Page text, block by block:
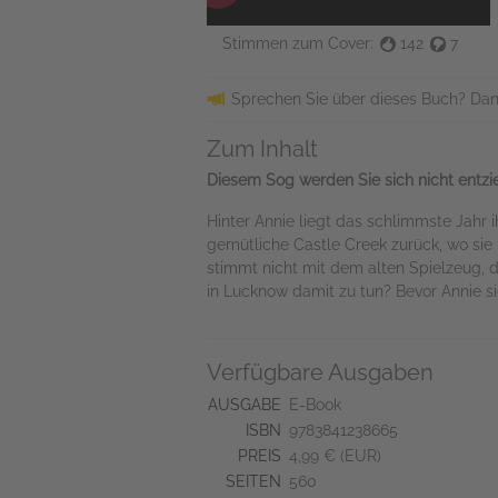
Stimmen zum Cover: 142 7
Sprechen Sie über dieses Buch?
Zum Inhalt
Diesem Sog werden Sie sich nicht
Hinter Annie liegt das schlimmste Jahr
gemütliche Castle Creek zurück, wo
stimmt nicht mit dem alten Spielzeug,
in Lucknow damit zu tun? Bevor Annie
Verfügbare Ausgaben
AUSGABE
E-Book
ISBN
9783841238665
PREIS 4,99 € (EUR)
SEITEN
560